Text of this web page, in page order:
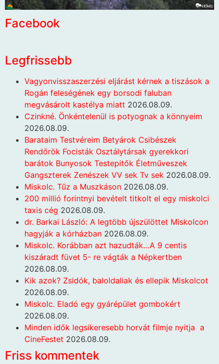
Facebook
Legfrissebb
Vagyonvisszaszerzési eljárást kérnek a tiszások a
Rogán feleségének egy borsodi faluban
megvásárolt kastélya miatt 2026.08.09.
Czinkné. Önkéntelenül is potyognak a könnyeim
2026.08.09.
Barataim Testvéreim Betyárok Csibészek
Rendőrök Focisták Osztálytársak gyerekkori
barátok Bunyosok Testepitők Életműveszek
Gangszterek Zenészek VV sek Tv sek 2026.08.09.
Miskolc. Tűz a Muszkáson 2026.08.09.
200 millió forintnyi bevételt titkolt el egy miskolci
taxis cég 2026.08.09.
dr. Barkai László: A legtöbb újszülöttet Miskolcon
hagyják a kórházban 2026.08.09.
Miskolc. Korábban azt hazudták…A 9 centis
kiszáradt füvet 5- re vágták a Népkertben
2026.08.09.
Kik azok? Zsidók, baloldaliak és ellepik Miskolcot
2026.08.09.
Miskolc. Eladó egy gyárépület gombokért
2026.08.09.
Minden idők legsikeresebb horvát filmje nyitja a
CineFestet 2026.08.09.
Friss kommentek